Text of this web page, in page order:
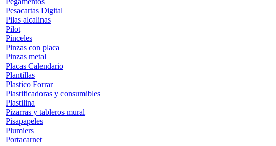
Pesacartas Digital
Pilas alcalinas
Pilot
Pinceles
Pinzas con placa
Pinzas metal
Placas Calendario
Plantillas
Plastico Forrar
Plastificadoras y consumibles
Plastilina
Pizarras y tableros mural
Pisapapeles
Plumiers
Portacarnet